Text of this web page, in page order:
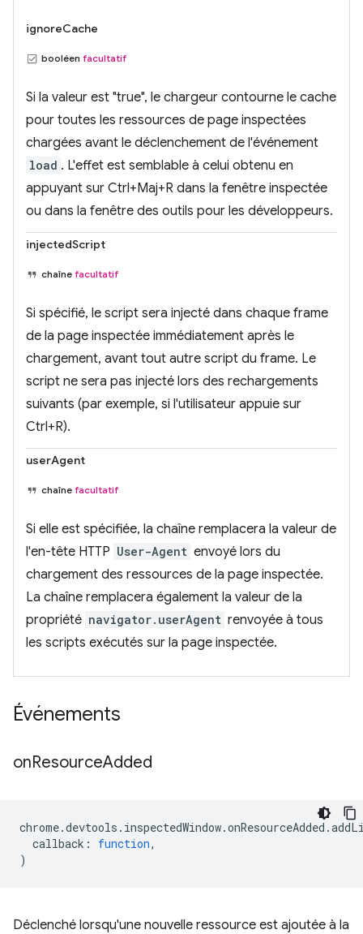
ignoreCache
booléen facultatif
Si la valeur est "true", le chargeur contourne le cache
pour toutes les ressources de page inspectées
chargées avant le déclenchement de l'événement
load . L'effet est semblable à celui obtenu en
appuyant sur Ctrl+Maj+R dans la fenêtre inspectée
ou dans la fenêtre des outils pour les développeurs.
injectedScript
chaîne facultatif
Si spécifié, le script sera injecté dans chaque frame
de la page inspectée immédiatement après le
chargement, avant tout autre script du frame. Le
script ne sera pas injecté lors des rechargements
suivants (par exemple, si l'utilisateur appuie sur
Ctrl+R).
userAgent
chaîne facultatif
Si elle est spécifiée, la chaîne remplacera la valeur de
l'en-tête HTTP User-Agent envoyé lors du
chargement des ressources de la page inspectée.
La chaîne remplacera également la valeur de la
propriété navigator.userAgent renvoyée à tous
les scripts exécutés sur la page inspectée.
Événements
onResourceAdded
chrome.devtools . inspectedWindow.onResourceAdded .
callback : function,
)
Déclenché lorsqu'une nouvelle ressource est ajoutée à la